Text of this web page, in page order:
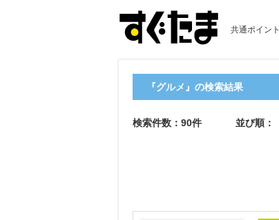
共通ポイント
『グルメ』の検索結果
検索件数：90件 並び順：